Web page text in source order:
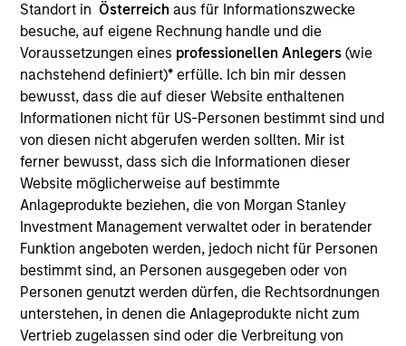
Standort in Österreich aus für Informationszwecke
besuche, auf eigene Rechnung handle und die
Voraussetzungen eines professionellen Anlegers(wie
nachstehend definiert)* erfülle. Ich bin mir dessen
bewusst, dass die auf dieser Website enthaltenen
Informationen nicht für US-Personen bestimmt sind und
von diesen nicht abgerufen werden sollten. Mir ist
ferner bewusst, dass sich die Informationen dieser
Website möglicherweise auf bestimmte
Anlageprodukte beziehen, die von Morgan Stanley
Investment Management verwaltet oder in beratender
Funktion angeboten werden, jedoch nicht für Personen
bestimmt sind, an Personen ausgegeben oder von
Personen genutzt werden dürfen, die Rechtsordnungen
unterstehen, in denen die Anlageprodukte nicht zum
Vertrieb zugelassen sind oder die Verbreitung von
Morgan Stanley Private Equity Asia
Ewing Fang is a Vice President of Morgan Stanley.
Mr. Fang joined the Firm in 2014 and focuses on the
group’s private equity transactions in China. Mr.
Fang is based in Hong Kong. Mr. Fang received a
B.A. in Financial Economics from Columbia
University.
Team Insights